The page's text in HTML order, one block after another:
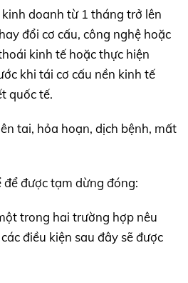
doanh từ 1 tháng trở lên
đổi cơ cấu, công nghệ hoặc
kinh tế hoặc thực hiện
khi tái cơ cấu nền kinh tế
quốc tế.
tai, hỏa hoạn, dịch bệnh, mất
để được tạm dừng đóng:
trong hai trường hợp nêu
điều kiện sau đây sẽ được